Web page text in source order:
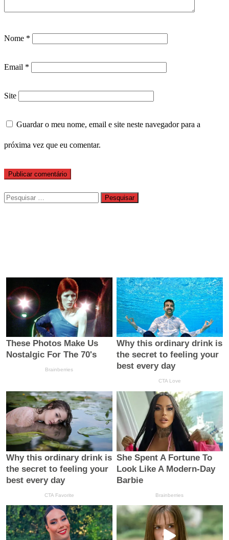
Nome *
Email *
Site
Guardar o meu nome, email e site neste navegador para a
próxima vez que eu comentar.
Pesquisar
por: